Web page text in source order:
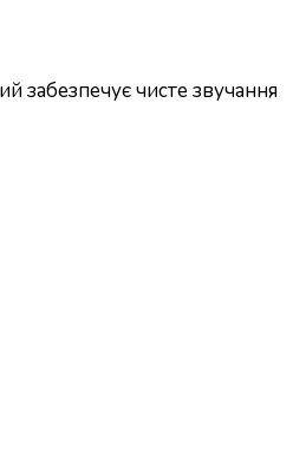
забезпечує чисте звучання